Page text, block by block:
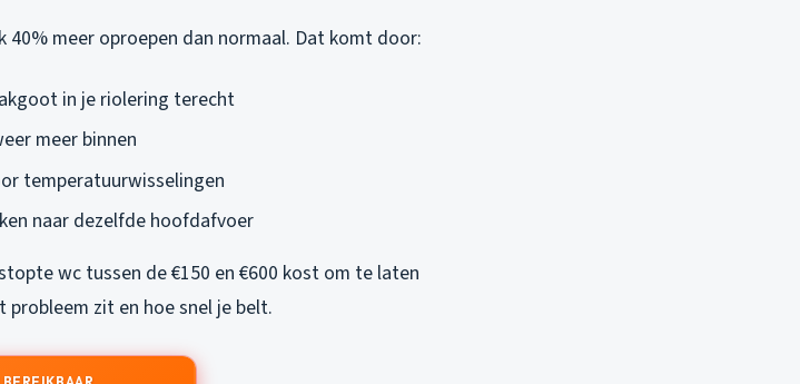
40% meer oproepen dan normaal. Dat komt door:
in je riolering terecht
meer binnen
temperatuurwisselingen
naar dezelfde hoofdafvoer
wc tussen de €150 en €600 kost om te laten
zit en hoe snel je belt.